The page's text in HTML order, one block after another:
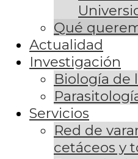
Qué
Actualidad
Investigación
Biología de
Servicios
Red de
cetáceos y